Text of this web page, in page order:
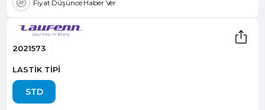
Fiyat Düşünce Haber Ver
2021573
LASTİK TİPİ
STD